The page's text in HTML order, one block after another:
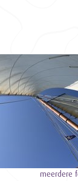
meerdere